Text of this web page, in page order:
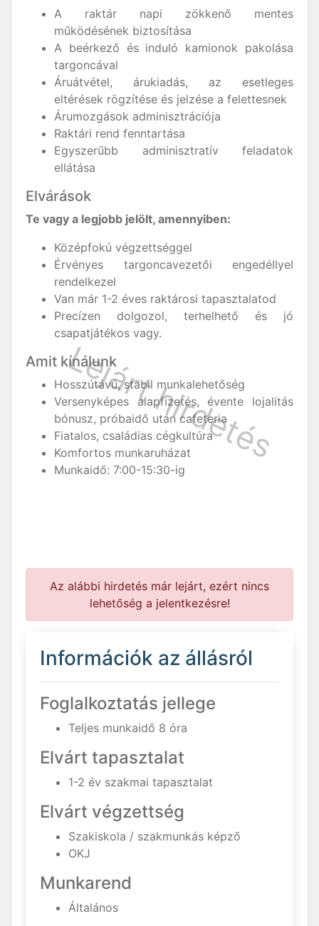
A raktár napi zökkenő mentes
működésének biztosítása
A beérkező és induló kamionok pakolása
targoncával
Áruátvétel, árukiadás, az esetleges
eltérések rögzítése és jelzése a felettesnek
Árumozgások adminisztrációja
Raktári rend fenntartása
Egyszerűbb adminisztratív feladatok
ellátása
Elvárások
Te vagy a legjobb jelölt, amennyiben:
Középfokú végzettséggel
Érvényes targoncavezetői engedéllyel
rendelkezel
Van már 1-2 éves raktárosi tapasztalatod
Precízen dolgozol, terhelhető és jó
csapatjátékos vagy.
Amit kínálunk
Hosszútávú, stabil munkalehetőség
Versenyképes alapfizetés, évente lojalitás
bónusz, próbaidő után cafeteria
Fiatalos, családias cégkultúra
Komfortos munkaruházat
Munkaidő: 7:00-15:30-ig
Az alábbi hirdetés már lejárt, ezért nincs
lehetőség a jelentkezésre!
Információk az állásról
Foglalkoztatás jellege
Teljes munkaidő 8 óra
Elvárt tapasztalat
1-2 év szakmai tapasztalat
Elvárt végzettség
Szakiskola / szakmunkás képző
OKJ
Munkarend
Általános